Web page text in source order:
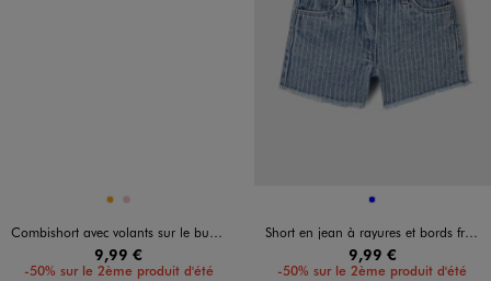
Disponible en 2 coloris
ORANGE
ROSE
Combishort avec volants sur le buste bébé fille
9,99 €
-50% sur le 2ème produit d'été
Disponible en 1 coloris
BLEU
Short en jean à rayures et bords francs bébé fille
9,99 €
-50% sur le 2ème produit d'été